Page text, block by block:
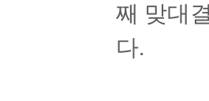
째 맞대
다.